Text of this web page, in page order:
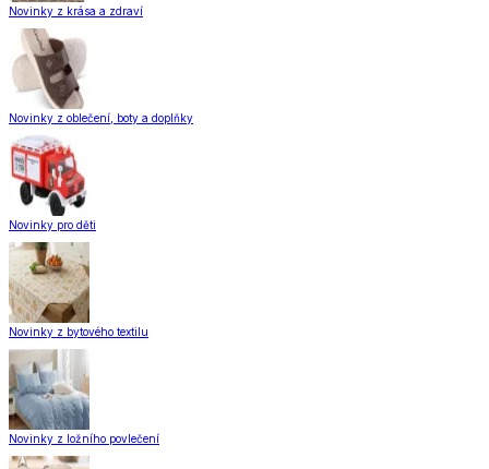
Novinky z krása a zdraví
Novinky z oblečení, boty a doplňky
Novinky pro děti
Novinky z bytového textilu
Novinky z ložního povlečení